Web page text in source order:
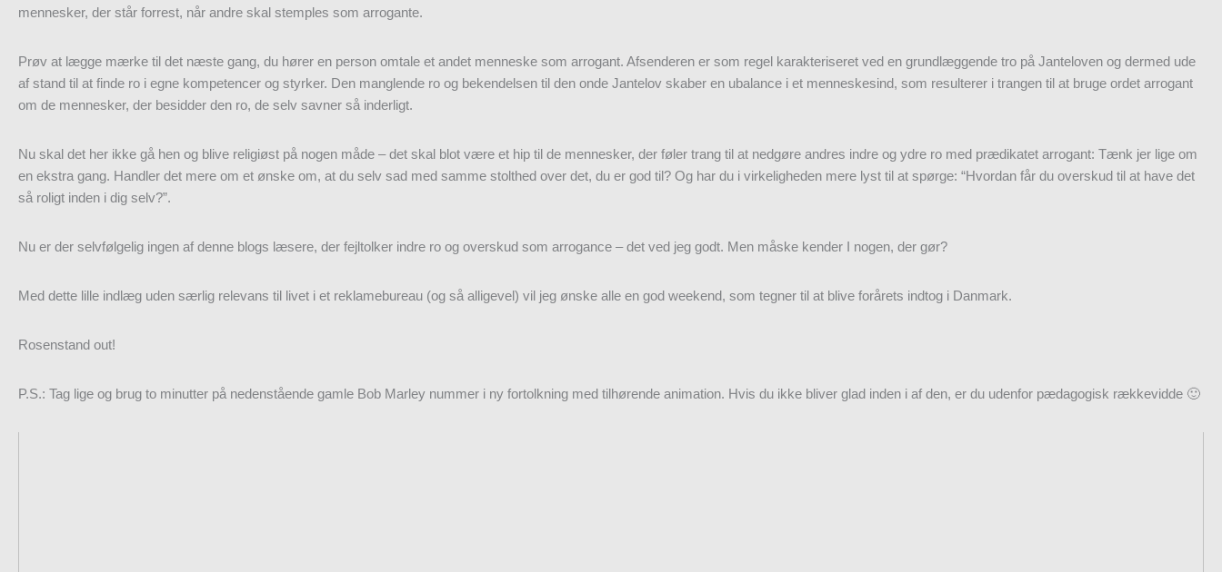
mennesker, der står forrest, når andre skal stemples som arrogante.
Prøv at lægge mærke til det næste gang, du hører en person omtale et andet menneske som arrogant. Afsenderen er som regel karakteriseret ved en grundlæggende tro på Janteloven og dermed ude
af stand til at finde ro i egne kompetencer og styrker. Den manglende ro og bekendelsen til den onde Jantelov skaber en ubalance i et menneskesind, som resulterer i trangen til at bruge ordet arrogant
om de mennesker, der besidder den ro, de selv savner så inderligt.
Nu skal det her ikke gå hen og blive religiøst på nogen måde – det skal blot være et hip til de mennesker, der føler trang til at nedgøre andres indre og ydre ro med prædikatet arrogant: Tænk jer lige om
en ekstra gang. Handler det mere om et ønske om, at du selv sad med samme stolthed over det, du er god til? Og har du i virkeligheden mere lyst til at spørge: “Hvordan får du overskud til at have det
så roligt inden i dig selv?”.
Nu er der selvfølgelig ingen af denne blogs læsere, der fejltolker indre ro og overskud som arrogance – det ved jeg godt. Men måske kender I nogen, der gør?
Med dette lille indlæg uden særlig relevans til livet i et reklamebureau (og så alligevel) vil jeg ønske alle en god weekend, som tegner til at blive forårets indtog i Danmark.
Rosenstand out!
P.S.: Tag lige og brug to minutter på nedenstående gamle Bob Marley nummer i ny fortolkning med tilhørende animation. Hvis du ikke bliver glad inden i af den, er du udenfor pædagogisk rækkevidde 🙂